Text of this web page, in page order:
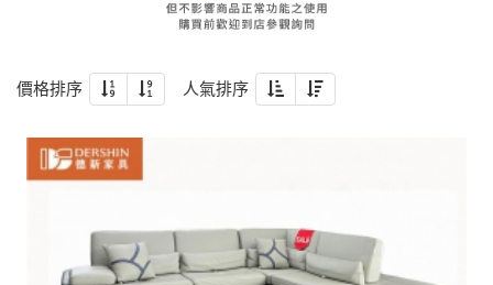
價格排序 人氣排序